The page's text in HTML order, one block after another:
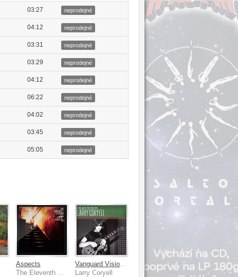
03:27 neprodejné
04:12 neprodejné
03:31 neprodejné
03:29 neprodejné
04:12 neprodejné
06:22 neprodejné
04:02 neprodejné
03:45 neprodejné
05:05 neprodejné
Aspects
Larry Coryell